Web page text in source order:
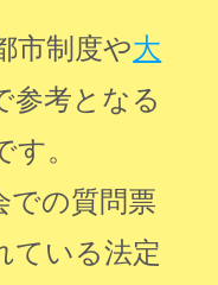
市制度や大
参考となる
。
での質問票
ている法定